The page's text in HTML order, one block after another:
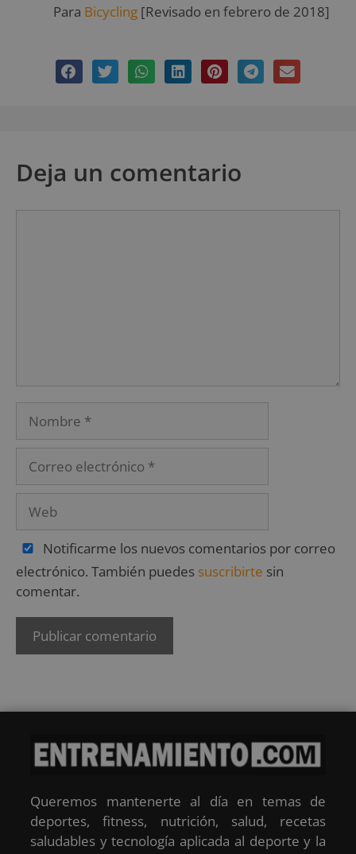
Para Bicycling [Revisado en febrero de 2018]
Deja un comentario
Notificarme los nuevos comentarios por correo
electrónico. También puedes suscribirte sin
comentar.
Queremos mantenerte al día en temas de
deportes, fitness, nutrición, salud, recetas
saludables y tecnología aplicada al deporte y la